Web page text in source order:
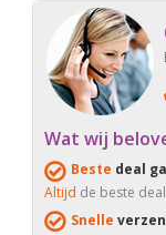
Wat wij
Beste deal
Altijd de beste deal
Snelle